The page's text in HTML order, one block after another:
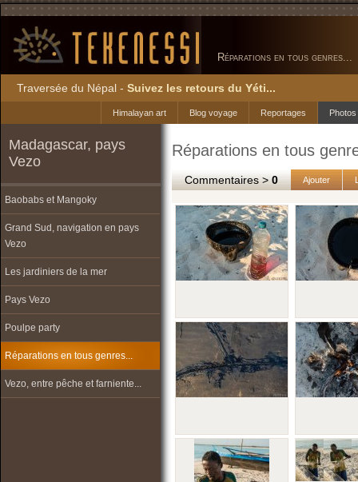
Réparations en tous genres...
Traversée du Népal - Suivez les retours du Yéti...
Photos
Reportages
Blog voyage
Himalayan art
Madagascar, pays
Vezo
Baobabs et Mangoky
Grand Sud, navigation en pays
Vezo
Les jardiniers de la mer
Pays Vezo
Poulpe party
Réparations en tous genres...
Vezo, entre pêche et farniente...
Réparations en tous
Commentaires >0 Ajouter